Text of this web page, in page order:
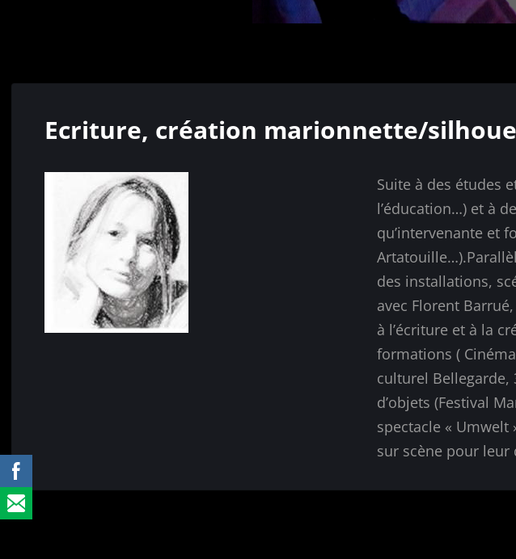
Ecriture, création marionnette/
Suite à des études
l’éducation…) et à
qu’intervenante et
des installations,
avec Florent
à l’écriture et à la
formations (
culturel Bellegarde,
d’objets (Festival
spectacle «
sur scène pour leur